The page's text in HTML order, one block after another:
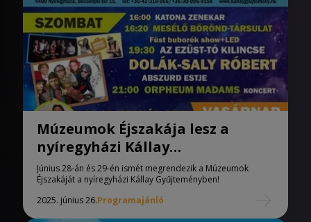
Múzeumok Éjszakája lesz a
nyíregyházi Kállay
Gyűjteményben
Június 28-án és 29-én ismét megrendezik a Múzeumok
Éjszakáját a nyíregyházi Kállay Gyűjteményben!
2025. június 26.Programajánló